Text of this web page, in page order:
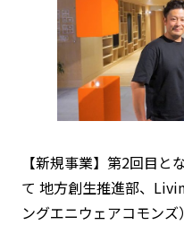
【新規事業】第2回目
て 地方創生推進部、
ングエニウェアコモン